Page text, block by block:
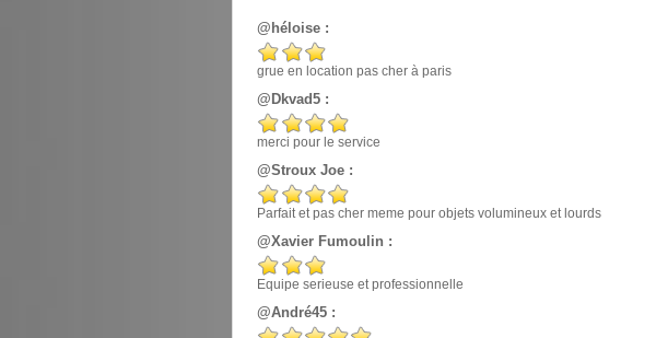
@héloise :
grue en location pas cher à paris
@Dkvad5 :
merci pour le service
@Stroux Joe :
Parfait et pas cher meme pour objets volumineux et lourds
@Xavier Fumoulin :
Equipe serieuse et professionnelle
@André45 :